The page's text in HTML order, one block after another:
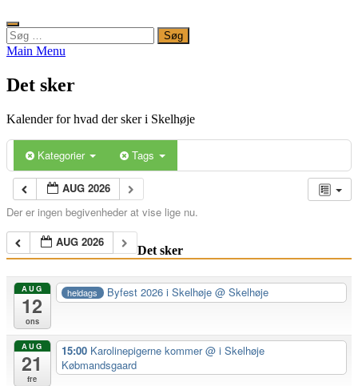
Søg
efter:
Main Menu
Det sker
Kalender for hvad der sker i Skelhøje
Kategorier Tags
AUG 2026
Der er ingen begivenheder at vise lige nu.
AUG 2026
Det sker
AUG
12
ons
heldags Byfest 2026 i Skelhøje@ Skelhøje
AUG
21
fre
15:00 Karolinepigerne kommer@ i Skelhøje
Købmandsgaard